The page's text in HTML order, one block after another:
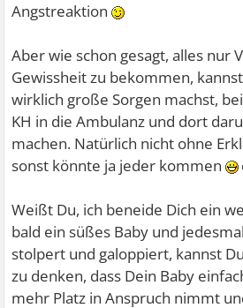
Angstreaktion
Aber wie schon gesagt, alles nur
Gewissheit zu bekommen,
wirklich große Sorgen machst,
KH in die Ambulanz und dort
machen. Natürlich nicht ohne
sonst könnte ja jeder kommen
Weißt Du, ich beneide Dich ein
bald ein süßes Baby und
stolpert und galoppiert, kannst
zu denken, dass Dein Baby
mehr Platz in Anspruch nimmt